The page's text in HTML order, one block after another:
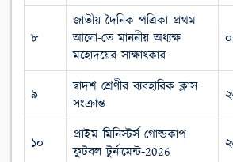
৮
জাতীয় দৈনিক পত্রিকা প্রথম
আলো-তে মাননীয় অধ্যক্ষ
মহোদয়ের সাক্ষাৎকার
৯
দ্বাদশ শ্রেণীর ব্যবহারিক ক্লাস
সংক্রান্ত
১০
প্রাইম মিনিস্টর্স গোল্ডকাপ
ফুটবল টুর্নামেন্ট-2026